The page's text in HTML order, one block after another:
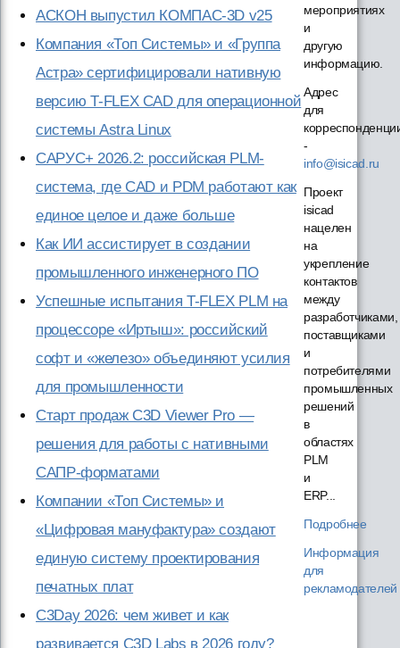
АСКОН выпустил КОМПАС-3D v25
Компания «Топ Системы» и «Группа
Астра» сертифицировали нативную
версию T-FLEX CAD для операционной
системы Astra Linux
САРУС+ 2026.2: российская PLM-
система, где CAD и PDM работают как
единое целое и даже больше
Как ИИ ассистирует в создании
промышленного инженерного ПО
Успешные испытания T-FLEX PLM на
процессоре «Иртыш»: российский
софт и «железо» объединяют усилия
для промышленности
Старт продаж C3D Viewer Pro —
решения для работы с нативными
САПР-форматами
Компании «Топ Системы» и
«Цифровая мануфактура» создают
единую систему проектирования
печатных плат
C3Day 2026: чем живет и как
развивается C3D Labs в 2026 году?
мероприятиях
и
другую
информацию.
Адрес
для
-
info@isicad.ru
Проект
isicad
нацелен
на
укрепление
контактов
между
разработчиками,
поставщиками
и
потребителями
промышленных
решений
в
областях
PLM
и
ERP...
Подробнее
Информация
для
рекламодателей